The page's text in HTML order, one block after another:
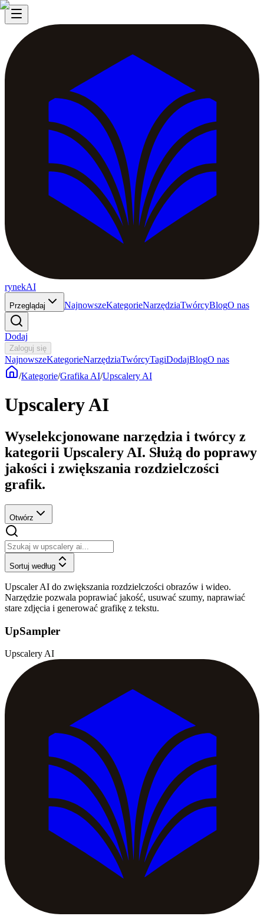
rynekAI
Przeglądaj NajnowszeKategorieNarzędziaTwórcyBlogO nas
Dodaj
Zaloguj się
NajnowszeKategorieNarzędziaTwórcyTagiDodajBlogO nas
/Kategorie/Grafika AI/Upscalery AI
Upscalery AI
Wyselekcjonowane narzędzia i twórcy z
kategorii Upscalery AI. Służą do poprawy
jakości i zwiększania rozdzielczości
grafik.
Otwórz
Sortuj według
Upscaler AI do zwiększania rozdzielczości obrazów i wideo.
Narzędzie pozwala poprawiać jakość, usuwać szumy, naprawiać
stare zdjęcia i generować grafikę z tekstu.
UpSampler
Upscalery AI